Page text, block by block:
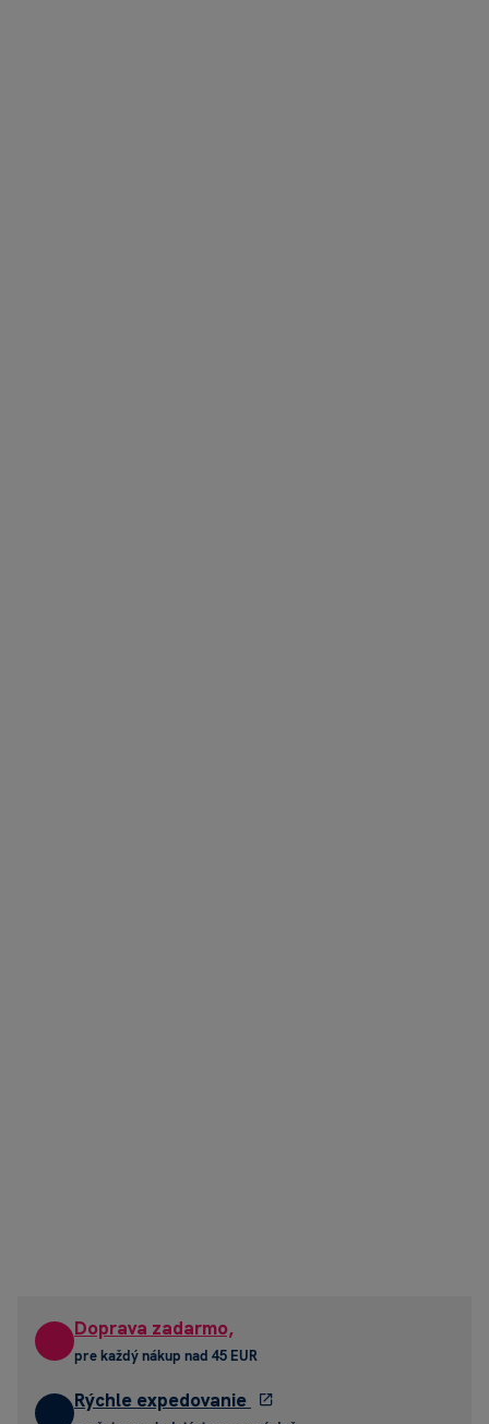
Doprava zadarmo,
pre každý nákup nad 45 EUR
Rýchle expedovanie